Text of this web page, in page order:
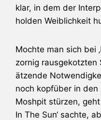
klar, in dem der
holden Weiblichkeit
Mochte man sich bei
zornig rausgekotzten
ätzende
noch kopfüber in
Moshpit stürzen,
In The Sun‘ sachte,